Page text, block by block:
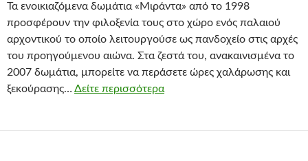
Τα ενοικιαζόμενα δωμάτια «Μιράντα» από το 1998
προσφέρουν την φιλοξενία τους στο χώρο ενός παλαιού
αρχοντικού το οποίο λειτουργούσε ως πανδοχείο στις αρχές
του προηγούμενου αιώνα. Στα ζεστά του, ανακαινισμένα το
2007 δωμάτια, μπορείτε να περάσετε ώρες χαλάρωσης και
ξεκούρασης… Δείτε περισσότερα